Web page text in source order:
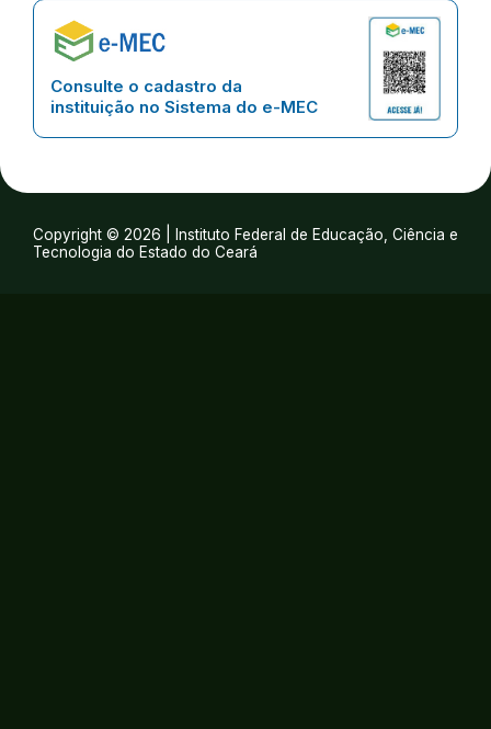
Consulte o cadastro da
instituição no Sistema do e-MEC
Copyright © 2026 | Instituto Federal de Educação, Ciência e
Tecnologia do Estado do Ceará